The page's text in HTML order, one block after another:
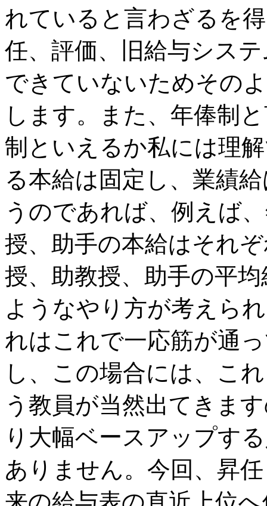
れていると言わざるを
任、評価、旧給与シス
できていないためその
します。また、年俸制
制といえるか私には理
る本給は固定し、業績
うのであれば、例えば
授、助手の本給はそれ
授、助教授、助手の平
ようなやり方が考えら
れはこれで一応筋が通
し、この場合には、こ
う教員が当然出てきま
り大幅ベースアップす
ありません。今回、昇